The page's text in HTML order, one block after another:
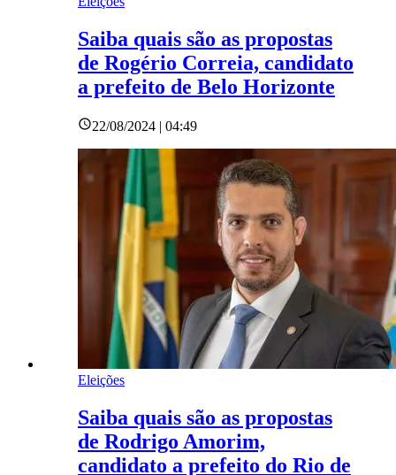
Saiba quais são as propostas
de Rogério Correia, candidato
a prefeito de Belo Horizonte
22/08/2024 | 04:49
Eleições
Saiba quais são as propostas
de Rodrigo Amorim,
candidato a prefeito do Rio de